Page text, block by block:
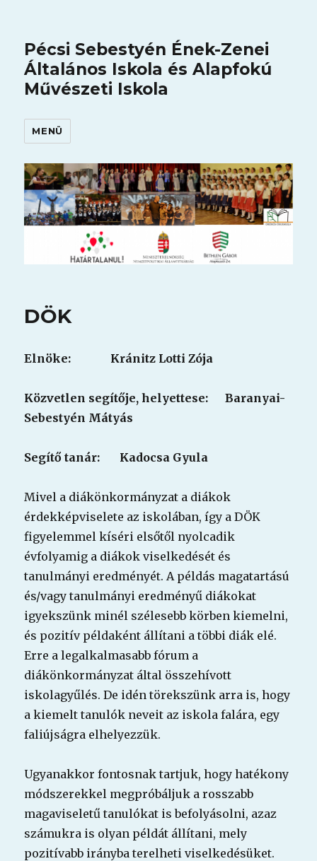
Pécsi Sebestyén Ének-Zenei
Általános Iskola és Alapfokú
Művészeti Iskola
MENÜ
DÖK
Elnöke: Kránitz Lotti Zója
Közvetlen segítője, helyettese: Baranyai-
Sebestyén Mátyás
Segítő tanár: Kadocsa Gyula
Mivel a diákönkormányzat a diákok
érdekképviselete az iskolában, így a DÖK
figyelemmel kíséri elsőtől nyolcadik
évfolyamig a diákok viselkedését és
tanulmányi eredményét. A példás magatartású
és/vagy tanulmányi eredményű diákokat
igyekszünk minél szélesebb körben kiemelni,
és pozitív példaként állítani a többi diák elé.
Erre a legalkalmasabb fórum a
diákönkormányzat által összehívott
iskolagyűlés. De idén törekszünk arra is, hogy
a kiemelt tanulók neveit az iskola falára, egy
faliújságra elhelyezzük.
Ugyanakkor fontosnak tartjuk, hogy hatékony
módszerekkel megpróbáljuk a rosszabb
magaviseletű tanulókat is befolyásolni, azaz
számukra is olyan példát állítani, mely
pozitívabb irányba terelheti viselkedésüket.